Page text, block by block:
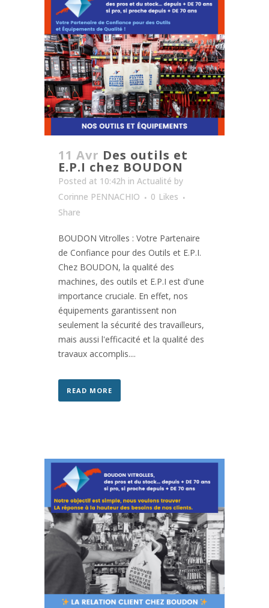
11 Avr Des outils et
E.P.I chez BOUDON
Posted at 10:42h in Actualité by
Corinne PENNACHIO
0 Likes
Share
BOUDON Vitrolles : Votre Partenaire
de Confiance pour des Outils et E.P.I.
Chez BOUDON, la qualité des
machines, des outils et E.P.I est d'une
importance cruciale. En effet, nos
équipements garantissent non
seulement la sécurité des travailleurs,
mais aussi l'efficacité et la qualité des
travaux accomplis....
READ MORE